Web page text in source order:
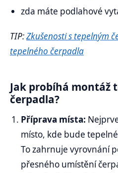
zda máte podlahové
TIP:Zkušenosti s tepelným
tepelného čerpadla
Jak probíhá montáž
čerpadla?
Příprava místa:
místo, kde bude
To zahrnuje vyrovnání
přesného umístění